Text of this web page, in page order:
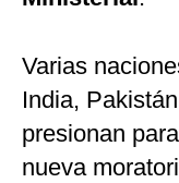
Varias
India,
presionan
nueva